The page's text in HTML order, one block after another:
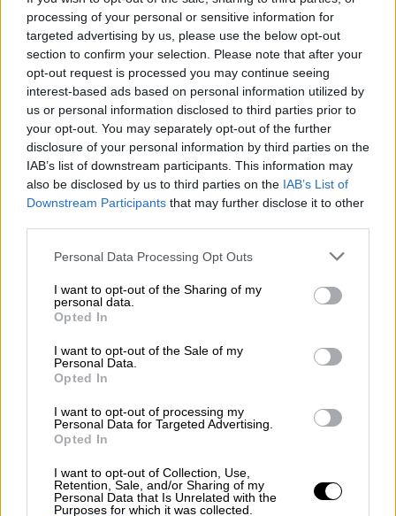
processing of your personal or sensitive information for
targeted advertising by us, please use the below opt-out
section to confirm your selection. Please note that after your
opt-out request is processed you may continue seeing
interest-based ads based on personal information utilized by
us or personal information disclosed to third parties prior to
your opt-out. You may separately opt-out of the further
disclosure of your personal information by third parties on the
IAB’s list of downstream participants. This information may
also be disclosed by us to third parties on the IAB’s List of
Downstream Participants that may further disclose it to other
Please note that this website/app uses one or more Google
not limited to your visit or usage behaviour. You may click to
grant or deny consent to Google and its third-party tags to
use your data for below specified purposes in below Google
consent section.
Personal Data Processing Opt Outs
I want to opt-out of the Sharing of my
personal data.
Opted In
I want to opt-out of the Sale of my
Personal Data.
Opted In
I want to opt-out of processing my
Personal Data for Targeted Advertising.
Opted In
I want to opt-out of Collection, Use,
Retention, Sale, and/or Sharing of my
Personal Data that Is Unrelated with the
Purposes for which it was collected.
έννοια ισονομίας»
Με «δίψα» που θύμισε... άλλες εποχές και
μετά από μια άκρως συναρπαστική μάχη
τριών ωρών, ο κορυφαίος Έλληνας τενίστας
(νούμερο 12 στον κόσμο) επικράτησε του
28χρονου Ολλανδού (νούμερο 43) με 6-7(5), 7-
6(6), 7-5 και θα παίξει την Παρασκευή (7/2)
του Ντανίλ Μεντβέντεφ και ο Τσιτσιπάς
φρόντισε να μην πετάξει την ευκαιρία που
του παρουσιάστηκε, στο κυνήγι για το
πρώτο 500άρι της καριέρας του. Όπως
φαίνεται και από το σκορ, ήταν μια πολύ
κλειστή μάχη, αλλά το πιο ενθαρρυντικό
είναι ότι ο 26χρονος Έλληνας τενίστας είχε
το ματς να... στραβώνει και τελικά
«χτύπησε» την κατάλληλη στιγμή. Αν μη τι